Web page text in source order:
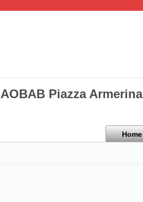
Piazza Armerina
Home